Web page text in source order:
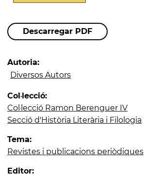
Descarregar PDF
Autoria:
Diversos Autors
Col·lecció:
Col·lecció Ramon Berenguer IV
Secció d'Història Literària i Filologia
Tema:
Revistes i publicacions periòdiques
Editor: